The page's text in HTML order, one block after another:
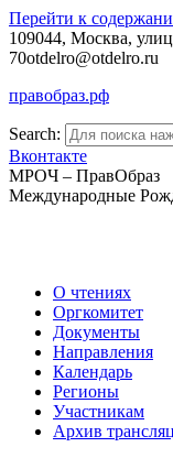
Перейти к
109044, Москва,
70otdelro@otdelro.ru
правобраз.рф
Search:
Вконтакте
МРОЧ – ПравОбраз
Международные
О чтениях
Оргкомитет
Документы
Направления
Календарь
Регионы
Участникам
Архив